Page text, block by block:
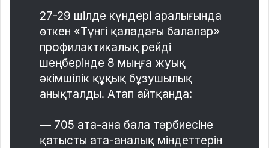
27-29 шілде күндері аралығында
өткен «Түнгі қаладағы балалар»
профилактикалық рейді
шеңберінде 8 мыңға жуық
әкімшілік құқық бұзушылық
анықталды. Атап айтқанда:
— 705 ата-ана бала тәрбиесіне
қатысты ата-аналық міндеттерін